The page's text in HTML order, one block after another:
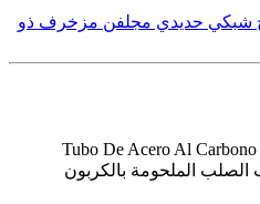
شبكي حديدي مجلفن مزخرف ذو